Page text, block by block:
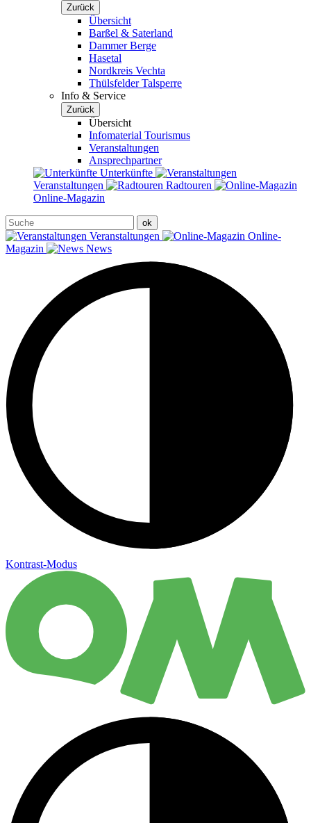
Zurück
Übersicht
Barßel & Saterland
Dammer Berge
Hasetal
Nordkreis Vechta
Thülsfelder Talsperre
Info & Service
Zurück
Übersicht
Infomaterial Tourismus
Veranstaltungen
Ansprechpartner
Unterkünfte
Veranstaltungen
Radtouren
Online-Magazin
Veranstaltungen
Online-
Magazin
News
Kontrast-Modus